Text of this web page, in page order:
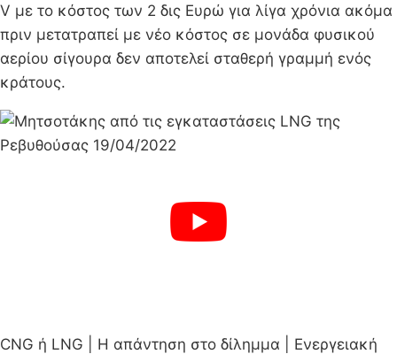
V με το κόστος των 2 δις Ευρώ για λίγα χρόνια ακόμα
πριν μετατραπεί με νέο κόστος σε μονάδα φυσικού
αερίου σίγουρα δεν αποτελεί σταθερή γραμμή ενός
κράτους.
CNG ή LNG | H απάντηση στο δίλημμα | Ενεργειακή